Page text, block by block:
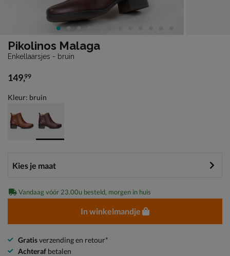
Pikolinos Malaga
Enkellaarsjes - bruin
€ 149,99
149,99
Kleur: bruin
Vandaag vóór 23.00u besteld, morgen in huis
In winkelmandje
Gratisverzending en retour*
Achteraf betalen